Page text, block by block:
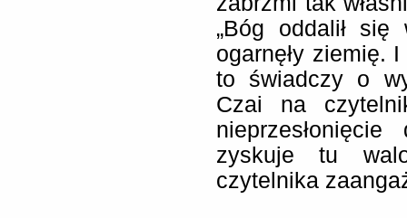
„Bóg oddalił
ogarnęły ziemię.
to świadczy o
Czai na
nieprzesłonięcie
zyskuje tu
czytelnika